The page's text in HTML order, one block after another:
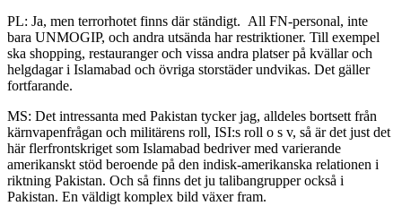
PL: Ja, men terrorhotet finns där ständigt. All FN-personal, inte
bara UNMOGIP, och andra utsända har restriktioner. Till exempel
ska shopping, restauranger och vissa andra platser på kvällar och
helgdagar i Islamabad och övriga storstäder undvikas. Det gäller
fortfarande.
MS: Det intressanta med Pakistan tycker jag, alldeles bortsett från
kärnvapenfrågan och militärens roll, ISI:s roll o s v, så är det just det
här flerfrontskriget som Islamabad bedriver med varierande
amerikanskt stöd beroende på den indisk-amerikanska relationen i
riktning Pakistan. Och så finns det ju talibangrupper också i
Pakistan. En väldigt komplex bild växer fram.